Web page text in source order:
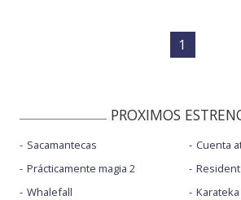
1
PROXIMOS
Sacamantecas
Prácticamente magia 2
Whalefall
Cuenta
Resident
Karateka